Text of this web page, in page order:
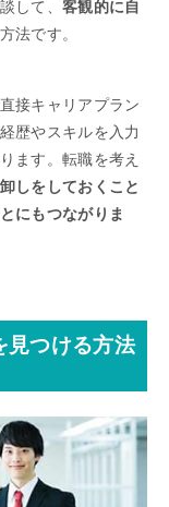
して、客観的に自
法です。
接キャリアプラン
歴やスキルを入力
ます。転職を考え
しをしておくこと
にもつながりま
見つける方法